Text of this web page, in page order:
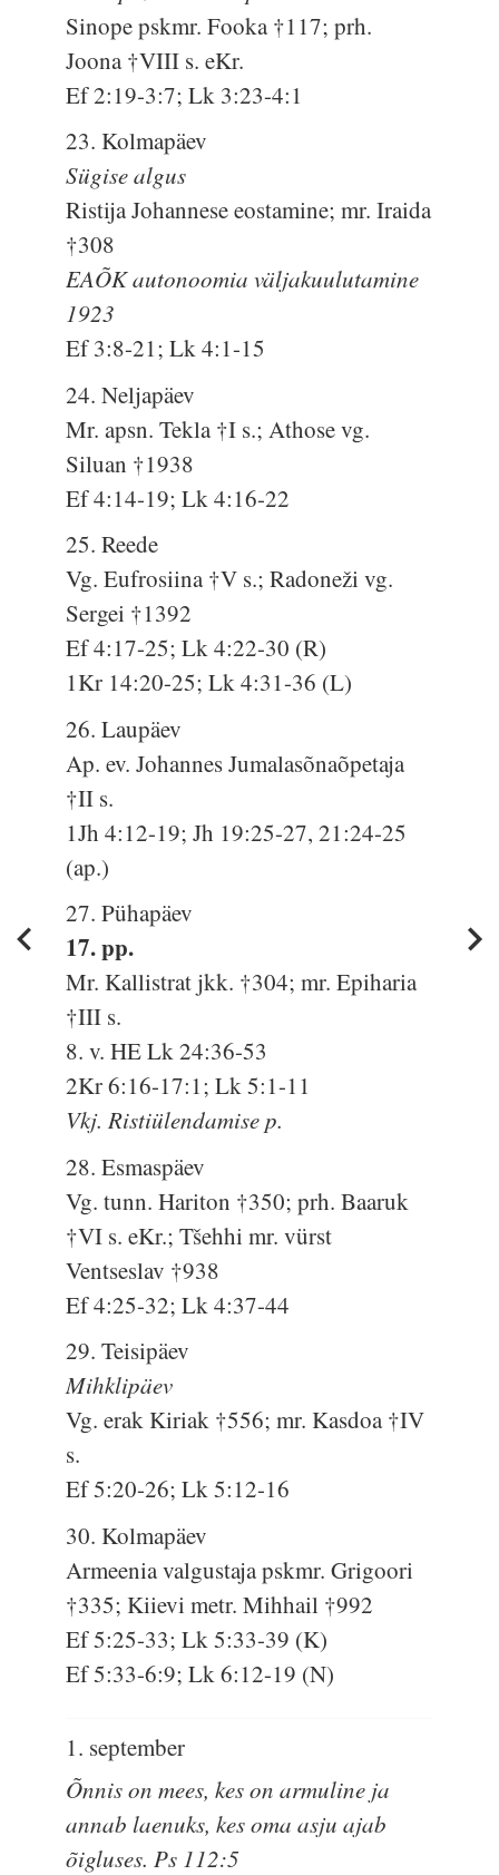
Sinope pskmr. Fooka †117; prh.
Joona †VIII s. eKr.
Ef 2:19-3:7; Lk 3:23-4:1
23. Kolmapäev
Sügise algus
Ristija Johannese eostamine; mr. Iraida
†308
EAÕK autonoomia väljakuulutamine
1923
Ef 3:8-21; Lk 4:1-15
24. Neljapäev
Mr. apsn. Tekla †I s.; Athose vg.
Siluan †1938
Ef 4:14-19; Lk 4:16-22
25. Reede
Vg. Eufrosiina †V s.; Radoneži vg.
Sergei †1392
Ef 4:17-25; Lk 4:22-30 (R)
1Kr 14:20-25; Lk 4:31-36 (L)
26. Laupäev
Ap. ev. Johannes Jumalasõnaõpetaja
†II s.
1Jh 4:12-19; Jh 19:25-27, 21:24-25
(ap.)
27. Pühapäev
17. pp.
Mr. Kallistrat jkk. †304; mr. Epiharia
†III s.
8. v. HE Lk 24:36-53
2Kr 6:16-17:1; Lk 5:1-11
Vkj. Ristiülendamise p.
28. Esmaspäev
Vg. tunn. Hariton †350; prh. Baaruk
†VI s. eKr.; Tšehhi mr. vürst
Ventseslav †938
Ef 4:25-32; Lk 4:37-44
29. Teisipäev
Mihklipäev
Vg. erak Kiriak †556; mr. Kasdoa †IV
s.
Ef 5:20-26; Lk 5:12-16
30. Kolmapäev
Armeenia valgustaja pskmr. Grigoori
†335; Kiievi metr. Mihhail †992
Ef 5:25-33; Lk 5:33-39 (K)
Ef 5:33-6:9; Lk 6:12-19 (N)
1. september
Õnnis on mees, kes on armuline ja
annab laenuks, kes oma asju ajab
õigluses. Ps 112:5